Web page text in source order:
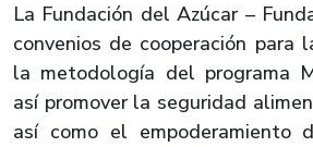
La Fundación del Azúcar –
convenios de cooperación para
la metodología del programa
así promover la seguridad
así como el empoderamiento